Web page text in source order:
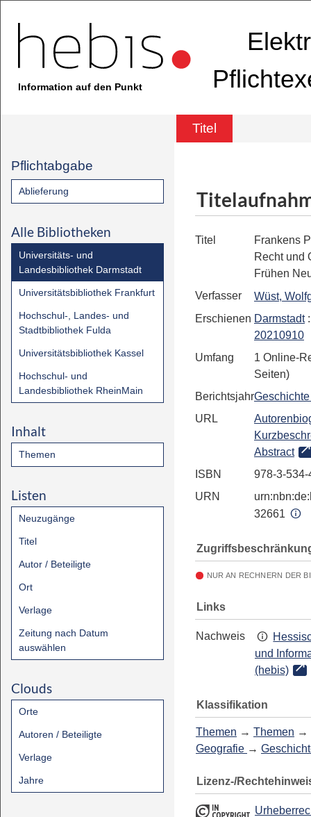
Information auf den Punkt
Titel
Pflichtabgabe
Ablieferung
Alle Bibliotheken
Universitäts- und
Landesbibliothek Darmstadt
Universitätsbibliothek Frankfurt
Hochschul-, Landes- und
Stadtbibliothek Fulda
Universitätsbibliothek Kassel
Hochschul- und
Landesbibliothek RheinMain
Inhalt
Themen
Listen
Neuzugänge
Titel
Autor / Beteiligte
Ort
Verlage
Zeitung nach Datum
auswählen
Clouds
Orte
Autoren / Beteiligte
Verlage
Jahre
Titel
Frankens
Recht und
Frühen
Verfasser
Wüst,
Erschienen Darmstadt
20210910
Umfang
1 Online-
Seiten)
Berichtsjahr
URL
Abstract
ISBN
978-3-
URN
32661
NUR AN RECHNERN DER
Links
Nachweis
und
(hebis)
Klassifikation
Themen → Themen →
Geografie →
Lizenz-/